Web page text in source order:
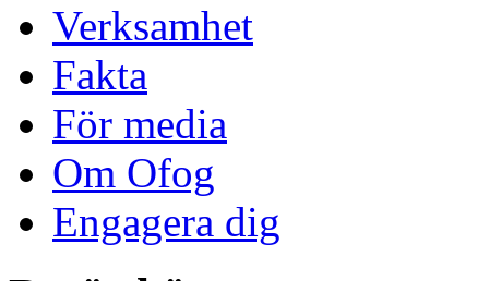
Verksamhet
Fakta
För media
Om Ofog
Engagera dig